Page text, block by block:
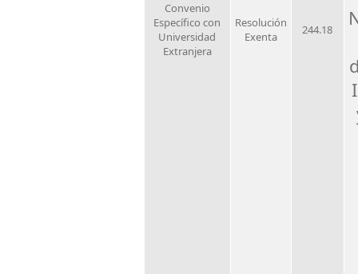
Convenio
Específico con
Universidad
Extranjera
Resolución
Exenta
244.18